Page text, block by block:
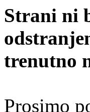
Strani ni
trenutno
Prosimo